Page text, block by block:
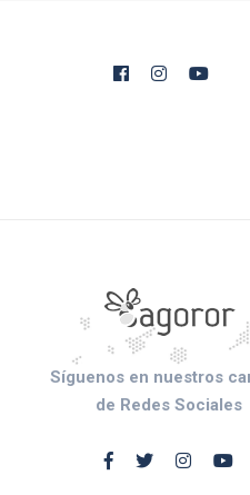
Síguenos en nuestros
de Redes Sociales